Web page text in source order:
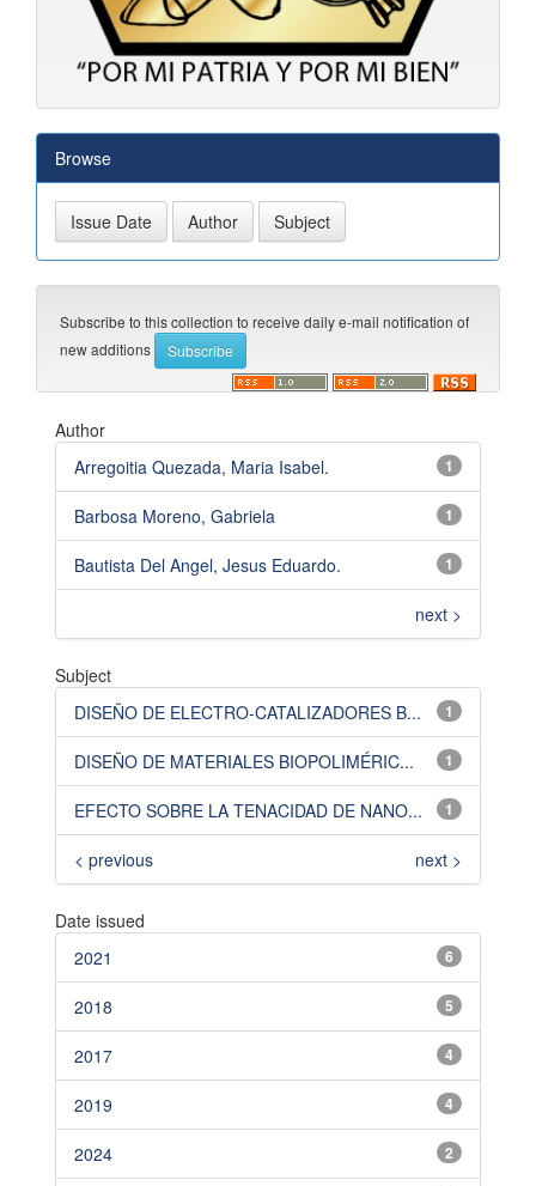
Browse
Subscribe to this collection to receive daily e-mail notification of
new additions
Author
1
Arregoitia Quezada, Maria Isabel.
1
Barbosa Moreno, Gabriela
1
Bautista Del Angel, Jesus Eduardo.
next >
Subject
1
DISEÑO DE ELECTRO-CATALIZADORES B...
1
DISEÑO DE MATERIALES BIOPOLIMÉRIC...
1
EFECTO SOBRE LA TENACIDAD DE NANO...
< previous next >
Date issued
6
2021
5
2018
4
2017
4
2019
2
2024